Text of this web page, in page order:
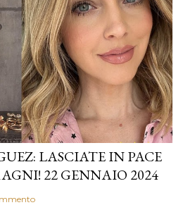
LASCIATE IN PACE
22 GENNAIO 2024